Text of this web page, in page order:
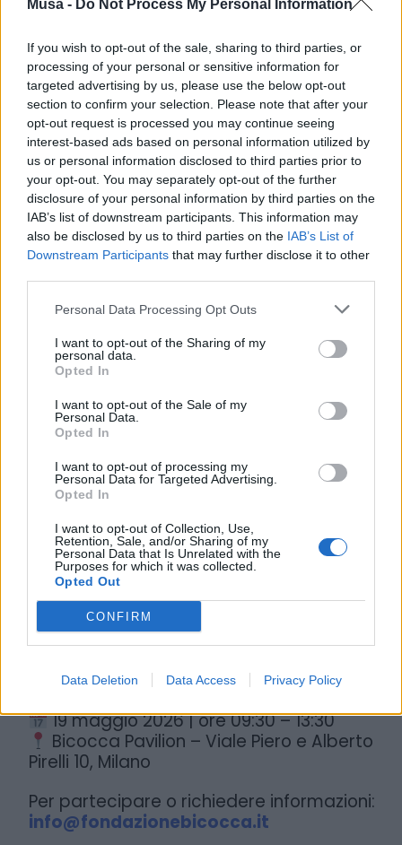
Musa - Do Not Process My Personal Information
If you wish to opt-out of the sale, sharing to third parties, or
processing of your personal or sensitive information for
targeted advertising by us, please use the below opt-out
section to confirm your selection. Please note that after your
opt-out request is processed you may continue seeing
interest-based ads based on personal information utilized by
us or personal information disclosed to third parties prior to
your opt-out. You may separately opt-out of the further
disclosure of your personal information by third parties on the
IAB’s list of downstream participants. This information may
also be disclosed by us to third parties on the IAB’s List of
Downstream Participants that may further disclose it to other
Personal Data Processing Opt Outs
I want to opt-out of the Sharing of my
personal data.
Opted In
I want to opt-out of the Sale of my
Personal Data.
Opted In
I want to opt-out of processing my
Personal Data for Targeted Advertising.
Opted In
I want to opt-out of Collection, Use,
Retention, Sale, and/or Sharing of my
Personal Data that Is Unrelated with the
Purposes for which it was collected.
Opted Out
CONFIRM
Data Deletion Data Access Privacy Policy
l’evoluzione della coorte Bicocca in uno
avanzate per il monitoraggio
cardiovascolare e ambientale e aprire un
dialogo diretto con aziende e stakeholder
per attivare nuove progettualità e forme
di co-finanziamento.
Un approccio che si inserisce pienamente
nella visione di MUSA: un ecosistema che
mette in relazione ricerca, innovazione e
territorio per generare impatto reale e
replicabile .
istituzionali del Rettore dell’Università di
Milano-Bicocca, Marco Orlandi, della
Presidente di MUSA, Giovanna Iannantuoni,
e dei rappresentanti del Consiglio
Nazionale delle Ricerche, di Regione
Lombardia e di ATS Città Metropolitana di
Milano.
La mattinata si concluderà con una tavola
rotonda dedicata alla longevità come
leva di sviluppo economico e sociale, con
l’obiettivo di favorire un confronto diretto
tra ricerca e sistema produttivo.
A chiudere, un momento informale di
networking con light lunch, pensato per
consolidare relazioni e aprire nuove
19 maggio 2026 | ore 09:30 – 13:30
Bicocca Pavilion – Viale Piero e Alberto
Pirelli 10, Milano
Per partecipare o richiedere informazioni:
info@fondazionebicocca.it